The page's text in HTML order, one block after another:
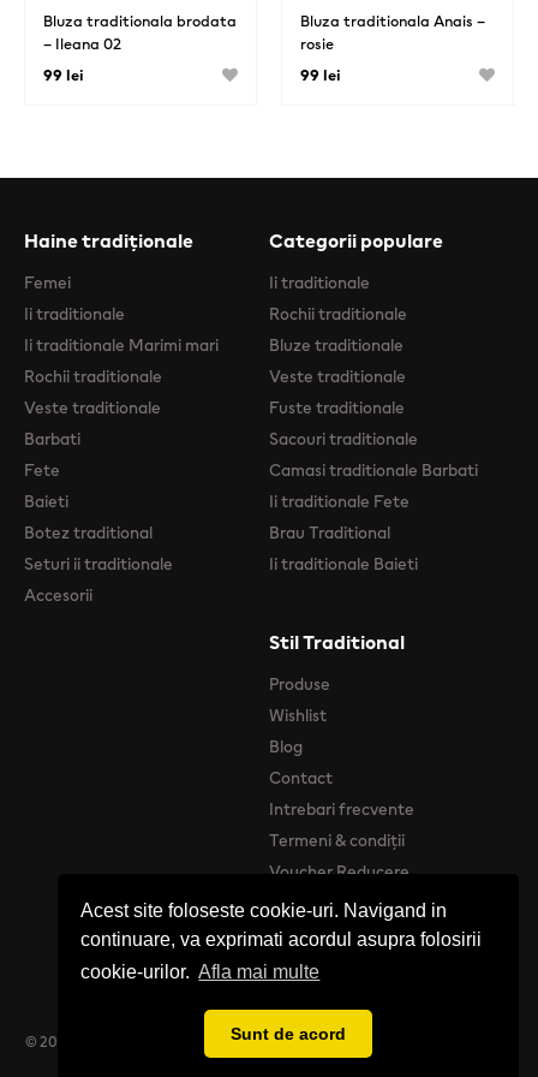
Acest site foloseste cookie-uri. Navigand in
continuare, va exprimati acordul asupra folosirii
cookie-urilor. Afla mai multe
Sunt de acord
Bluza traditionala brodata
– Ileana 02
99 lei
Bluza traditionala Anais –
rosie
99 lei
Haine tradiționale
Femei
Ii traditionale
Ii traditionale Marimi mari
Rochii traditionale
Veste traditionale
Barbati
Fete
Baieti
Botez traditional
Seturi ii traditionale
Accesorii
Categorii populare
Ii traditionale
Rochii traditionale
Bluze traditionale
Veste traditionale
Fuste traditionale
Sacouri traditionale
Camasi traditionale Barbati
Ii traditionale Fete
Brau Traditional
Ii traditionale Baieti
Stil Traditional
Produse
Wishlist
Blog
Contact
Intrebari frecvente
Termeni & condiții
Voucher Reducere
© 2026 Stil Tradițional - Catalog online de produse Tradiționale Românești